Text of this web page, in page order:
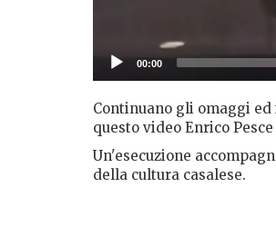
00:00
Continuano gli omaggi
questo video Enrico
Un'esecuzione
della cultura casalese.